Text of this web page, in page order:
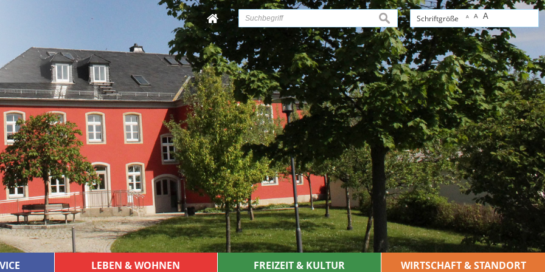
Schriftgröße A A A
suchen
LEBEN & WOHNEN FREIZEIT & KULTUR WIRTSCHAFT & STANDORT